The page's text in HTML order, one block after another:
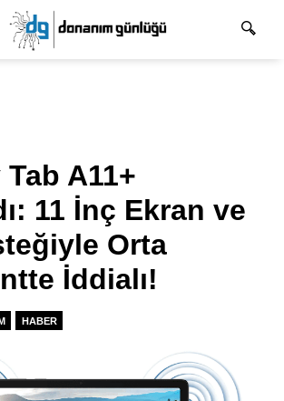
A11+
11 İnç Ekran ve
Orta
İddialı!
HABER